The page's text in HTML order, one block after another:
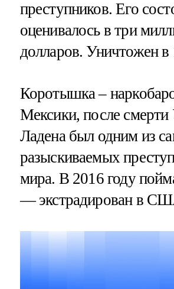
преступников. Его
оценивалось в три
долларов. Уничтожен в
Коротышка –
Мексики, после
Ладена был одним из
разыскиваемых
мира. В 2016 году
— экстрадирован в